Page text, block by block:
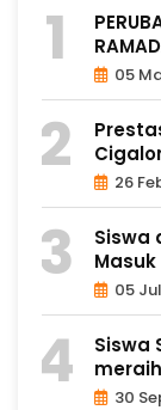
05
26
Siswa
05
Siswa
30